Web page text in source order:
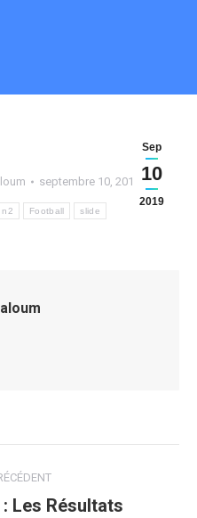
Sep
10
2019
septembre 10, 2019
n2 Football slide
Les Résultats